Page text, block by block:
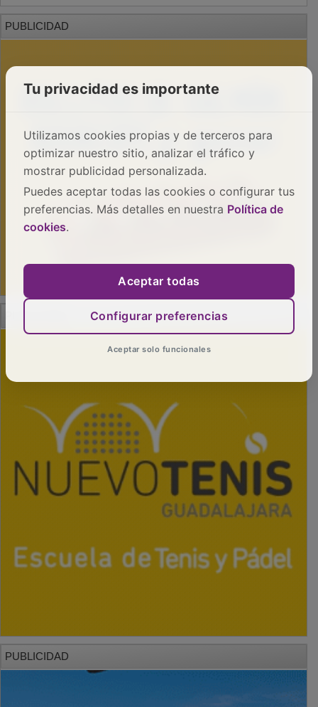
PUBLICIDAD
PUBLICIDAD
Tu privacidad es importante
Utilizamos cookies propias y de terceros para
optimizar nuestro sitio, analizar el tráfico y
mostrar publicidad personalizada.
Puedes aceptar todas las cookies o configurar tus
preferencias. Más detalles en nuestra Política de
cookies.
Aceptar todas
Configurar preferencias
Aceptar solo funcionales